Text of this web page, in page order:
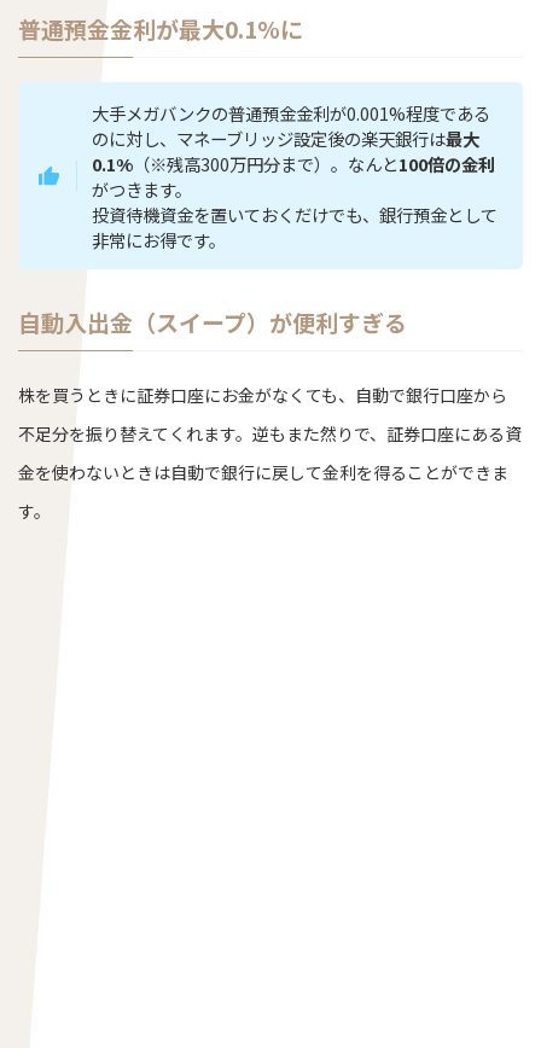
普通預金金利が最大0.1%に
大手メガバンクの普通預金金利が0.001%程度である
のに対し、マネーブリッジ設定後の楽天銀行は最大
0.1% （※残高300万円分まで）。なんと100倍の金利
がつきます。
投資待機資金を置いておくだけでも、銀行預金として
非常にお得です。
自動入出金（スイープ）が便利すぎる
株を買うときに証券口座にお金がなくても、自動で銀行口座から
不足分を振り替えてくれます。逆もまた然りで、証券口座にある資
金を使わないときは自動で銀行に戻して金利を得ることができま
す。